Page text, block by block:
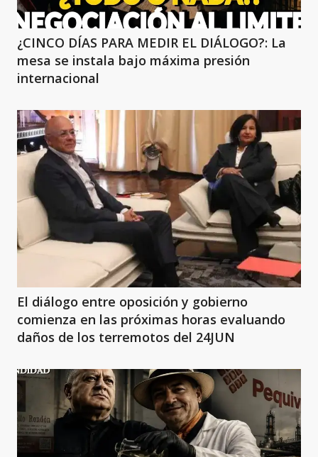
¿CINCO DÍAS PARA MEDIR EL DIÁLOGO?: La
mesa se instala bajo máxima presión
internacional
El diálogo entre oposición y gobierno
comienza en las próximas horas evaluando
daños de los terremotos del 24JUN